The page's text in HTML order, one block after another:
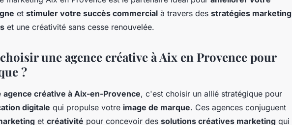
et stimuler votre succès commercial à travers des stratégies marketing
et une créativité sans cesse renouvelée.
une agence créative à Aix en Provence pour
?
agence créative à Aix-en-Provence, c'est choisir un allié stratégique pour
digitale qui propulse votre image de marque. Ces agences conjuguent
et créativité pour concevoir des solutions créatives marketing qui